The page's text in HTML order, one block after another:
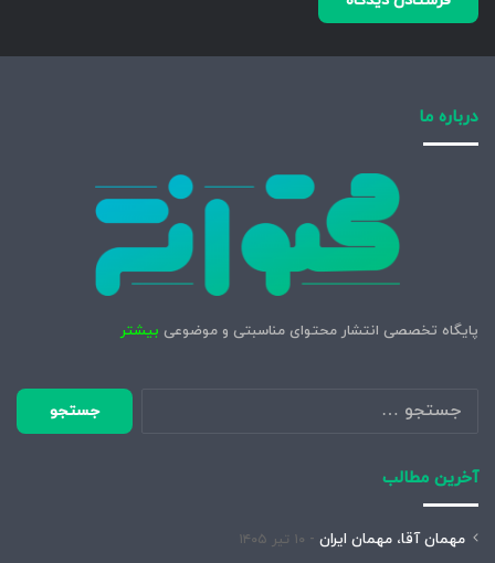
درباره ما
پایگاه تخصصی انتشار محتوای مناسبتی و موضوعی بیشتر
جستجو
برای:
آخرین مطالب
مهمان آقا، مهمان ایران ۱۰ تیر ۱۴۰۵